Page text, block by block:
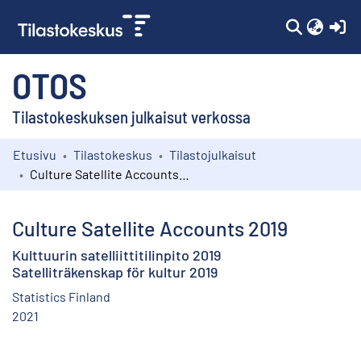
OTOS
Tilastokeskuksen julkaisut verkossa
Kokoelmat
Etusivu Tilastokeskus
Tilastojulkaisut
Culture Satellite Accounts 2019
Kulttuurin satelliittitilinpito 2019
Satelliträkenskap för kultur 2019
Statistics Finland
2021